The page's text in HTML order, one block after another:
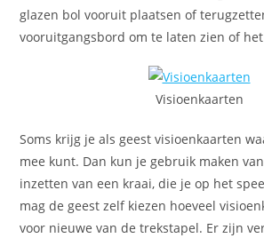
glazen bol vooruit plaatsen of
vooruitgangsbord om te laten zien of
Visioenkaarten
Soms krijg je als geest visioenkaarten
mee kunt. Dan kun je gebruik maken
inzetten van een kraai, die je op het
mag de geest zelf kiezen hoeveel
voor nieuwe van de trekstapel. Er zijn